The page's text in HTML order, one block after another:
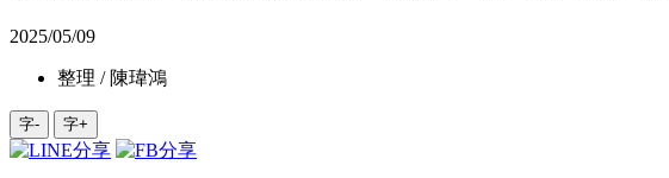
2025/05/09
整理 / 陳瑋鴻
字- 字+